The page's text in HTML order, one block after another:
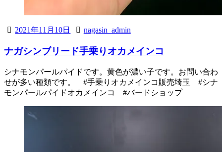
2021年11月10日 nagasin_admin
ナガシンブリード手乗りオカメインコ
シナモンパールパイドです。黄色が濃い子です。お問い合わ
せが多い種類です。 #手乗りオカメインコ販売埼玉 #シナ
モンパールパイドオカメインコ #バードショップ